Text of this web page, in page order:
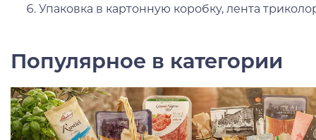
Упаковка в картонную коробку, лента
Популярное в категории